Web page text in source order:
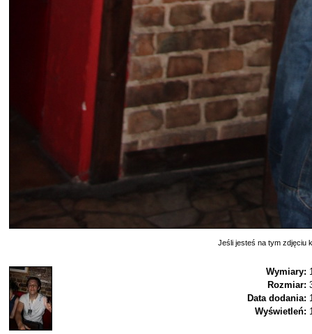
Jeśli jesteś na tym zdjęciu
Wymiary:
Rozmiar:
Data dodania:
Wyświetleń: